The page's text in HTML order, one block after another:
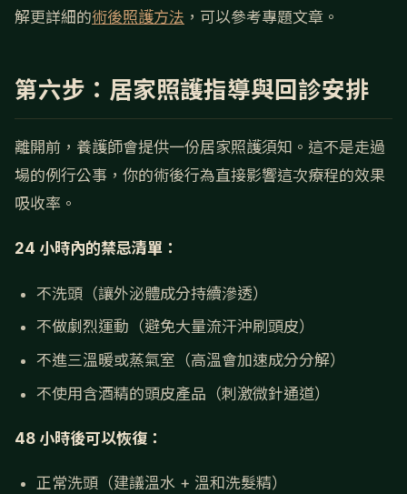
解更詳細的術後照護方法 ，可以參考專題文章。
第六步：居家照護指導與回診安排
離開前，養護師會提供一份居家照護須知。這不是走過
場的例行公事，你的術後行為直接影響這次療程的效果
吸收率。
24 小時內的禁忌清單：
不洗頭（讓外泌體成分持續滲透）
不做劇烈運動（避免大量流汗沖刷頭皮）
不進三溫暖或蒸氣室（高溫會加速成分分解）
不使用含酒精的頭皮產品（刺激微針通道）
48 小時後可以恢復：
正常洗頭（建議溫水 + 溫和洗髮精）